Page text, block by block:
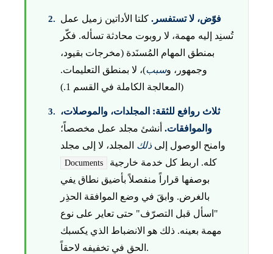
فوّض، لا تستفسر. كلتا الأداتين زميل عمل
تُسنِد إليه مهمة، لا روبوت محادثة تسأله. فكّر
بمنطق المهام المُسنَدة (مخرجات بقيود،
وجمهور، وسبب)، لا بمنطق التعليمات.
(المعالجة الكاملة في القسم 1.)
ثلاث روافع للثقة: المجلدات، والموصلات،
والموافقات. أنشئ مجلد عمل مخصصاً؛
وامنح الوصول إلى ذلك المجلد، لا إلى مجلد
Documents
بوصفها قراراً منفصلاً بأضيق نطاق يفي
بالغرض. وابقَ في وضع الموافقة الحذِر
"اسأل قبل التصرّف" حتى تعاير على نوع
مهمة بعينه. ذلك هو الانضباط الذي يكسبك
الحق في تخفيفه لاحقاً.